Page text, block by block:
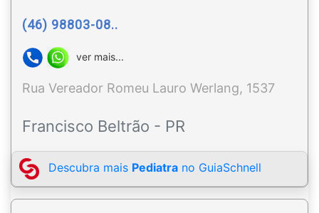
(46) 98803-08..
ver mais...
Rua Vereador Romeu Lauro Werlang, 1537
Francisco Beltrão - PR
Descubra mais Pediatra no GuiaSchnell